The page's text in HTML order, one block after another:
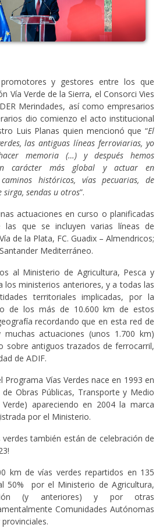
y gestores entre los que
Vía Verde de la Sierra, el Consorci Vies
Merindades, así como empresarios
dio comienzo el acto institucional
Luis Planas quien mencionó que “El
las antiguas líneas ferroviarias, yo
memoria (…) y después hemos
carácter más global y actuar en
históricos, vías pecuarias, de
sirga, sendas u otros”.
actuaciones en curso o planificadas
las que se incluyen varias líneas de
de la Plata, FC. Guadix – Almendricos;
Mediterráneo.
al Ministerio de Agricultura, Pesca y
los ministerios anteriores, y a todas las
territoriales implicadas, por la
de los más de 10.600 km de estos
recordando que en esta red de
actuaciones (unos 1.700 km)
sobre antiguos trazados de ferrocarril,
de ADIF.
Programa Vías Verdes nace en 1993 en
Obras Públicas, Transporte y Medio
apareciendo en 2004 la marca
por el Ministerio.
verdes también están de celebración de
km de vías verdes repartidos en 135
50% por el Ministerio de Agricultura,
(y anteriores) y por otras
Comunidades Autónomas